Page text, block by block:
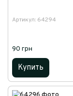
Артикул: 64294
90 грн
Купить